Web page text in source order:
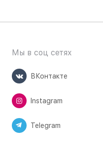
Мы в соц сетях
ВКонтакте
Instagram
Telegram